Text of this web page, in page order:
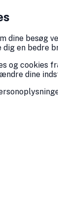
dine besøg
en bedre
og
dine